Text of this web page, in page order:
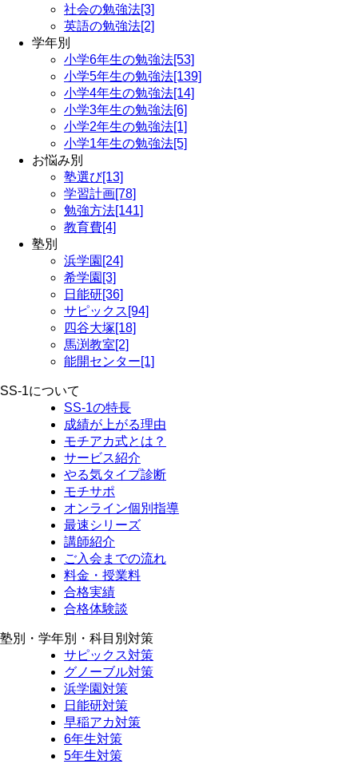
社会の勉強法[3]
英語の勉強法[2]
学年別
小学6年生の勉強法[53]
小学5年生の勉強法[139]
小学4年生の勉強法[14]
小学3年生の勉強法[6]
小学2年生の勉強法[1]
小学1年生の勉強法[5]
お悩み別
塾選び[13]
学習計画[78]
勉強方法[141]
教育費[4]
塾別
浜学園[24]
希学園[3]
日能研[36]
サピックス[94]
四谷大塚[18]
馬渕教室[2]
能開センター[1]
SS-1について
SS-1の特長
成績が上がる理由
モチアカ式とは？
サービス紹介
やる気タイプ診断
モチサポ
オンライン個別指導
最速シリーズ
講師紹介
ご入会までの流れ
料金・授業料
合格実績
合格体験談
塾別・学年別・科目別対策
サピックス対策
グノーブル対策
浜学園対策
日能研対策
早稲アカ対策
6年生対策
5年生対策